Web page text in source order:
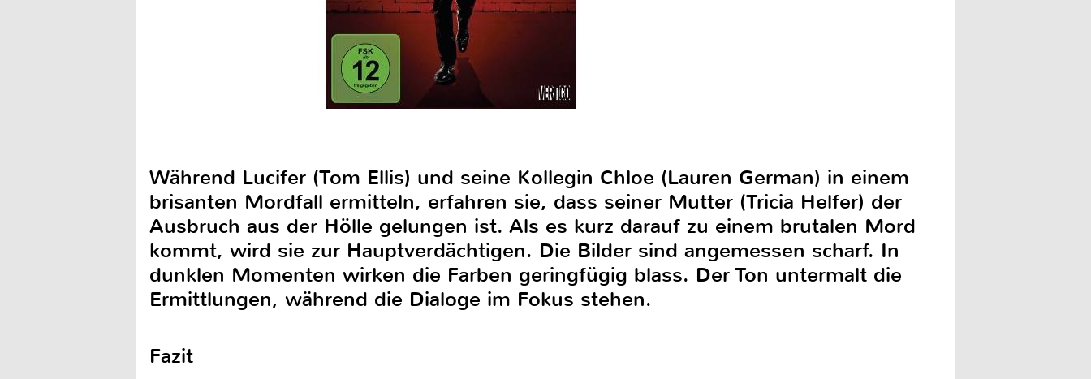
Während Lucifer (Tom Ellis) und seine Kollegin Chloe (Lauren German) in einem
brisanten Mordfall ermitteln, erfahren sie, dass seiner Mutter (Tricia Helfer) der
Ausbruch aus der Hölle gelungen ist. Als es kurz darauf zu einem brutalen Mord
kommt, wird sie zur Hauptverdächtigen. Die Bilder sind angemessen scharf. In
dunklen Momenten wirken die Farben geringfügig blass. Der Ton untermalt die
Ermittlungen, während die Dialoge im Fokus stehen.
Fazit